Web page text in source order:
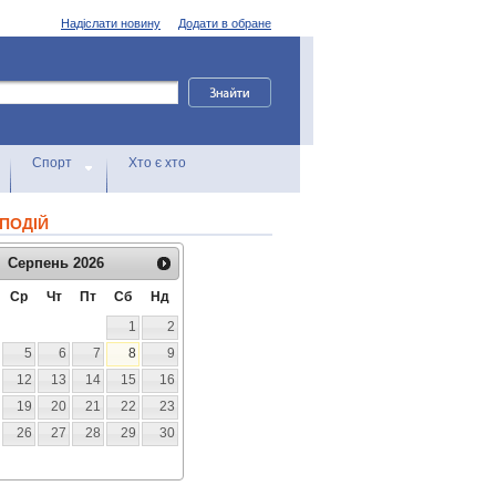
Додати в обране
Надіслати новину
Спорт Хто є хто
Серпень 2026
Ср Чт Пт Сб
Нд
1
2
5 6 7 8
9
12 13 14 15
16
19 20 21 22
23
26 27 28 29
30